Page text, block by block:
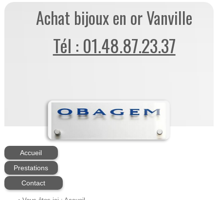
Achat bijoux en or Vanville
Tél : 01.48.87.23.37
Accueil
Prestations
Contact